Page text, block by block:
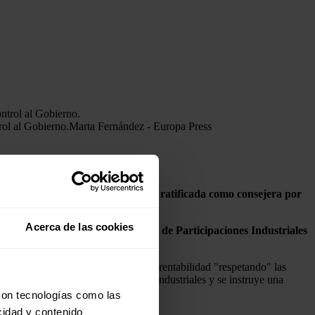
Acerca de las cookies
tecnologías como las
y contenido
al Gobierno.Marta Fernández - Europa Press
España, Beatriz Corredor, fue ratificada como consejera por
desempeña laSociedad Estatal de Participaciones Industriales
pero siempre se busca la rentabilidad "respetando" las
se respetan las decisiones industriales y se instruye una